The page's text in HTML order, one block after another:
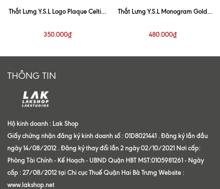
Thắt Lưng Y.S.L Logo Plaque Celtic-
350.000₫
Thắt Lưng Y.S.L Monogram Gold
480.000₫
THÔNG TIN
Hộ kinh doanh : Lak Shop
Giấy chứng nhận đăng ký kinh doanh số : 01D8021441 . Đăng ký lần đầu
ngày 14/08/2012 . Đăng ký thay đổi lần 2 ngày 02/10/2021 Nơi cấp:
Phòng Tài Chính - Kế Hoạch - UBND Quận HBT MST:0105981261 - Ngày
cấp : 27/08/2012 tại Chi cục Thuế Quận Hai Bà Trưng Website :
www.lakshop.net